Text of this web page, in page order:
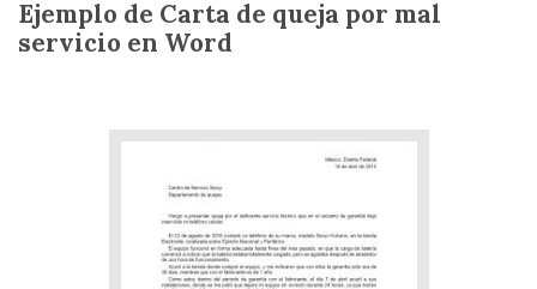
Ejemplo de Carta de queja por mal
servicio en Word